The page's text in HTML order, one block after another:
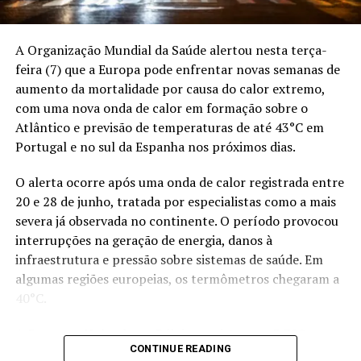
RELATED TOPICS: DESAPARECIDOS
DESTAQUEPOP
MORTOS
TERREMOTO VENEZUELA
UP NEXT
Onda de calor deixa 1 mil mortos na França e pressiona
sistemas de energia na Europa
DON'T MISS
Defesa entra no centro da política externa do Brasil, diz
assessor de Lula
A Organização Mundial da Saúde alertou nesta terça-
feira (7) que a Europa pode enfrentar novas semanas de
aumento da mortalidade por causa do calor extremo,
com uma nova onda de calor em formação sobre o
Atlântico e previsão de temperaturas de até 43°C em
Portugal e no sul da Espanha nos próximos dias.
O alerta ocorre após uma onda de calor registrada entre
20 e 28 de junho, tratada por especialistas como a mais
severa já observada no continente. O período provocou
interrupções na geração de energia, danos à
infraestrutura e pressão sobre sistemas de saúde. Em
algumas regiões europeias, os termômetros chegaram a
A França, a Holanda e a Bélgica registraram 3.700
mortes adicionais durante o episódio recente. As
CONTINUE READING